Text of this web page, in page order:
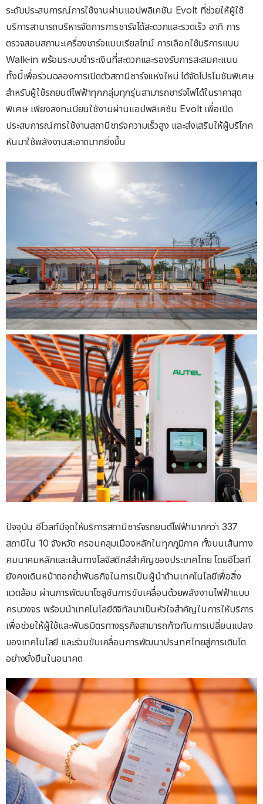
ระดับประสบการณ์การใช้งานผ่านแอปพลิเคชัน Evolt ที่ช่วยให้ผู้ใช้
บริการสามารถบริหารจัดการการชาร์จได้สะดวกและรวดเร็ว อาทิ การ
ตรวจสอบสถานะเครื่องชาร์จแบบเรียลไทม์ การเลือกใช้บริการแบบ
Walk-in พร้อมระบบชำระเงินที่สะดวกและรองรับการสะสมคะแนน
ทั้งนี้เพื่อร่วมฉลองการเปิดตัวสถานีชาร์จแห่งใหม่ ได้จัดโปรโมชันพิเศษ
สำหรับผู้ใช้รถยนต์ไฟฟ้าทุกกลุ่มทุกรุ่นสามารถชาร์จไฟได้ในราคาสุด
พิเศษ เพียงลงทะเบียนใช้งานผ่านแอปพลิเคชัน Evolt เพื่อเปิด
ประสบการณ์การใช้งานสถานีชาร์จความเร็วสูง และส่งเสริมให้ผู้บริโภค
หันมาใช้พลังงานสะอาดมากยิ่งขึ้น
ปัจจุบัน อีโวลท์มีจุดให้บริการสถานีชาร์จรถยนต์ไฟฟ้ามากกว่า 337
สถานีใน 10 จังหวัด ครอบคลุมเมืองหลักในทุกภูมิภาค ทั้งบนเส้นทาง
คมนาคมหลักและเส้นทางโลจิสติกส์สำคัญของประเทศไทย โดยอีโวลท์
ยังคงเดินหน้าตอกย้ำพันธกิจในการเป็นผู้นำด้านเทคโนโลยีเพื่อสิ่ง
แวดล้อม ผ่านการพัฒนาโซลูชันการขับเคลื่อนด้วยพลังงานไฟฟ้าแบบ
ครบวงจร พร้อมนำเทคโนโลยีดิจิทัลมาเป็นหัวใจสำคัญในการให้บริการ
เพื่อช่วยให้ผู้ใช้และพันธมิตรทางธุรกิจสามารถก้าวทันการเปลี่ยนแปลง
ของเทคโนโลยี และร่วมขับเคลื่อนการพัฒนาประเทศไทยสู่การเติบโต
อย่างยั่งยืนในอนาคต